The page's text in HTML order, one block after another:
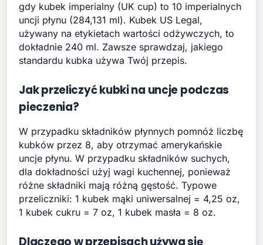
gdy kubek imperialny (UK cup) to 10 imperialnych
uncji płynu (284,131 ml). Kubek US Legal,
używany na etykietach wartości odżywczych, to
dokładnie 240 ml. Zawsze sprawdzaj, jakiego
standardu kubka używa Twój przepis.
Jak przeliczyć kubki na uncje podczas
pieczenia?
W przypadku składników płynnych pomnóż liczbę
kubków przez 8, aby otrzymać amerykańskie
uncje płynu. W przypadku składników suchych,
dla dokładności użyj wagi kuchennej, ponieważ
różne składniki mają różną gęstość. Typowe
przeliczniki: 1 kubek mąki uniwersalnej = 4,25 oz,
1 kubek cukru = 7 oz, 1 kubek masła = 8 oz.
Dlaczego w przepisach używa się